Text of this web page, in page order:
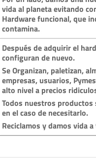
vida al planeta evitando
Hardware funcional, que
contamina.
Después de adquirir el
configuran de nuevo.
Se Organizan, paletizan,
empresas, usuarios,
alto nivel a precios
Todos nuestros productos
en el caso de necesitarlo.
Reciclamos y damos vida